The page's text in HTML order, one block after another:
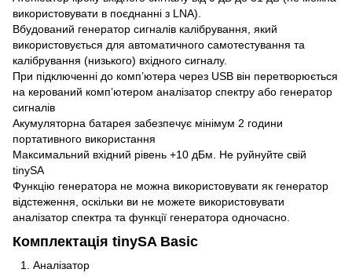
використовувати в поєднанні з LNA).
Вбудований генератор сигналів калібрування, який
використовується для автоматичного самотестування та
калібрування (низького) вхідного сигналу.
При підключенні до комп’ютера через USB він перетворюється
на керований комп’ютером аналізатор спектру або генератор
сигналів
Акумуляторна батарея забезпечує мінімум 2 години
портативного використання
Максимальний вхідний рівень +10 дБм. Не руйнуйте свій
tinySA
Функцію генератора не можна використовувати як генератор
відстеження, оскільки ви не можете використовувати
аналізатор спектра та функції генератора одночасно.
Комплектація tinySA Basic
Аналізатор